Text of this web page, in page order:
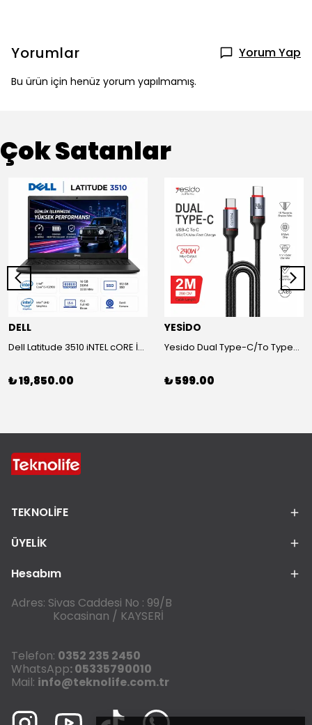
Yorumlar Yorum Yap
Bu ürün için henüz yorum yapılmamış.
Çok Satanlar
DELL
Dell Latitude 3510 iNTEL cORE İ5-1021OU-16 GB RAM-500 SSD Laptop
₺ 19,850.00
YESİDO
Yesido Dual Type-C/To Type-C 48V/5A Süper Hızlı Şarj ve Veri Kablo
₺ 599.00
TEKNOLİFE
ÜYELİK
Hesabım
Adres: Sivas Caddesi No : 99/B
Kocasinan / KAYSERİ
Telefon: 0352 235 2450
WhatsApp: 05335790010
Mail: info@teknolife.com.tr